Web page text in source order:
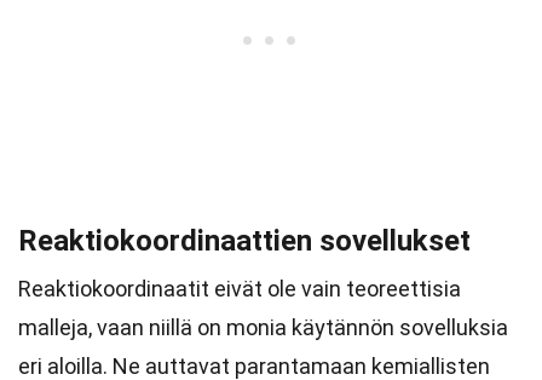
Reaktiokoordinaattien sovellukset
Reaktiokoordinaatit eivät ole vain teoreettisia
malleja, vaan niillä on monia käytännön sovelluksia
eri aloilla. Ne auttavat parantamaan kemiallisten